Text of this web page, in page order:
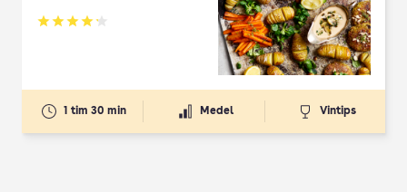
Betyg: 4.18 av 5
1 tim 30 min Medel Vintips